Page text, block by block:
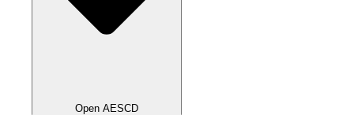
Open AESCD